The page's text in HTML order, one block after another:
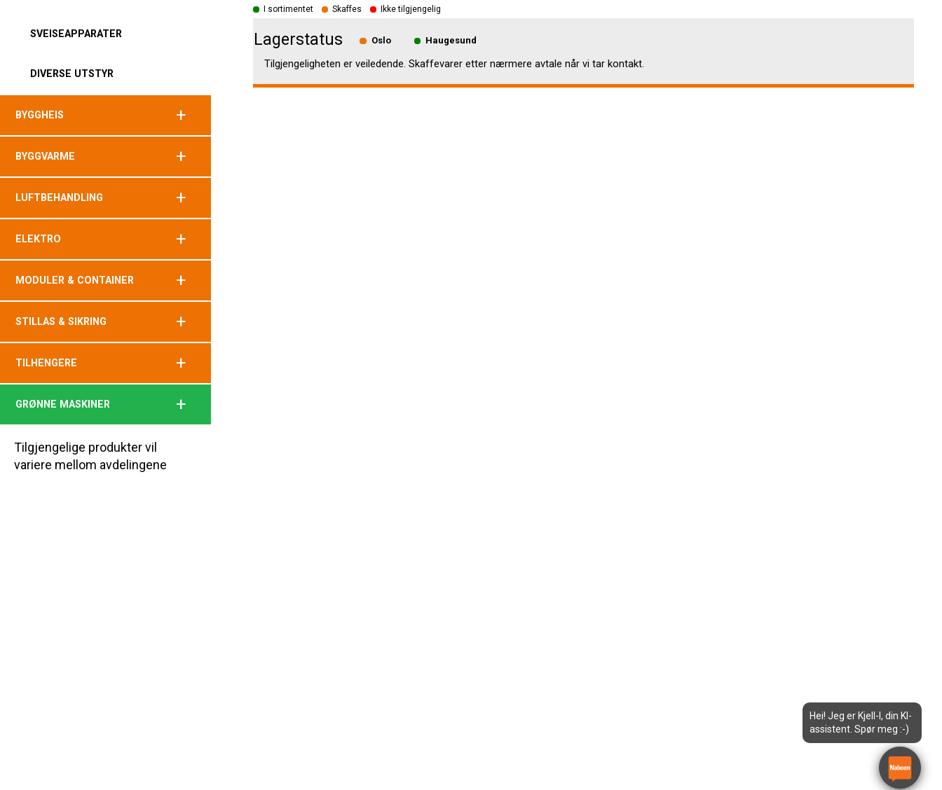
SVEISEAPPARATER
DIVERSE UTSTYR
BYGGHEIS +
BYGGVARME +
LUFTBEHANDLING +
ELEKTRO +
MODULER & CONTAINER +
STILLAS & SIKRING +
TILHENGERE +
GRØNNE MASKINER +
Tilgjengelige produkter vil
variere mellom avdelingene
I sortimentet Skaffes Ikke tilgjengelig
Lagerstatus Oslo Haugesund
Tilgjengeligheten er veiledende. Skaffevarer etter nærmere avtale når vi tar kontakt.
Hei! Jeg er Kjell-I, din KI-
assistent. Spør meg :-)